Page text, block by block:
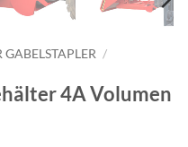
/
4A Volumen